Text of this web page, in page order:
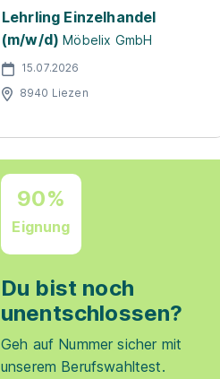
Lehrling Einzelhandel
(m/w/d) Möbelix GmbH
15.07.2026
8940 Liezen
90%
Eignung
Du bist noch
unentschlossen?
Geh auf Nummer sicher mit
unserem Berufswahltest.